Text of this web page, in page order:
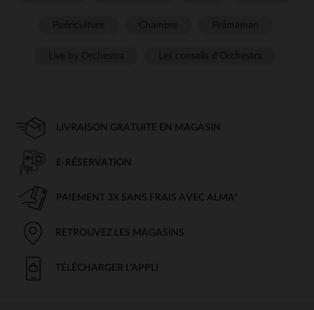
LIVRAISON GRATUITE EN MAGASIN
E-RÉSERVATION
PAIEMENT 3X SANS FRAIS AVEC ALMA*
RETROUVEZ LES MAGASINS
TÉLÉCHARGER L'APPLI